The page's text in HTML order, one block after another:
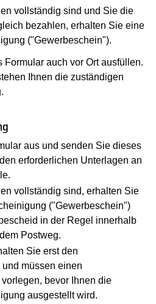
vollständig sind und Sie die
bezahlen, erhalten Sie eine
("Gewerbeschein").
Formular auch vor Ort ausfüllen.
Ihnen die zuständigen
aus und senden Sie dieses
erforderlichen Unterlagen an
vollständig sind, erhalten Sie
("Gewerbeschein")
in der Regel innerhalb
Postweg.
Sie erst den
müssen einen
bevor Ihnen die
ausgestellt wird.